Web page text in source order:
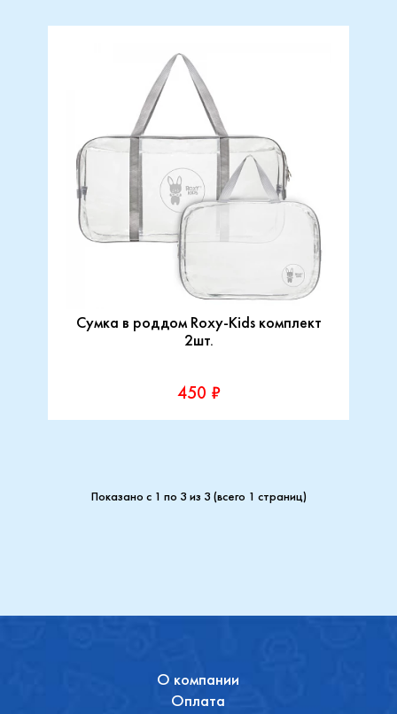
Сумка в роддом Roxy-Kids комплект
2шт.
450 ₽
Показано с 1 по 3 из 3 (всего 1 страниц)
О компании
Оплата